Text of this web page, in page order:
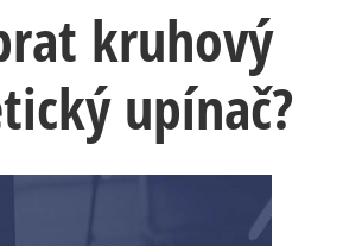
kruhový
upínač?